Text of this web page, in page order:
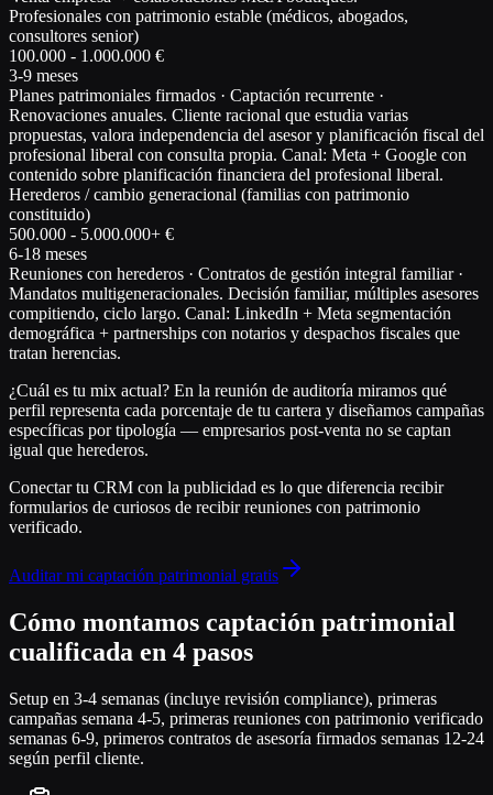
Profesionales con patrimonio estable (médicos, abogados,
consultores senior)
100.000 - 1.000.000 €
3-9 meses
Planes patrimoniales firmados · Captación recurrente ·
Renovaciones anuales. Cliente racional que estudia varias
propuestas, valora independencia del asesor y planificación fiscal del
profesional liberal con consulta propia. Canal: Meta + Google con
contenido sobre planificación financiera del profesional liberal.
Herederos / cambio generacional (familias con patrimonio
constituido)
500.000 - 5.000.000+ €
6-18 meses
Reuniones con herederos · Contratos de gestión integral familiar ·
Mandatos multigeneracionales. Decisión familiar, múltiples asesores
compitiendo, ciclo largo. Canal: LinkedIn + Meta segmentación
demográfica + partnerships con notarios y despachos fiscales que
tratan herencias.
¿Cuál es tu mix actual? En la reunión de auditoría miramos qué
perfil representa cada porcentaje de tu cartera y diseñamos campañas
específicas por tipología — empresarios post-venta no se captan
igual que herederos.
Conectar tu CRM con la publicidad es lo que diferencia recibir
formularios de curiosos de recibir reuniones con patrimonio
verificado.
Auditar mi captación patrimonial gratis
Cómo montamos captación patrimonial
cualificada en 4 pasos
Setup en 3-4 semanas (incluye revisión compliance), primeras
campañas semana 4-5, primeras reuniones con patrimonio verificado
semanas 6-9, primeros contratos de asesoría firmados semanas 12-24
según perfil cliente.